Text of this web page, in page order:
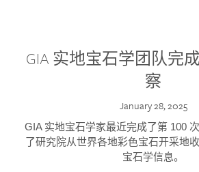
GIA 实地宝石学团队完
察
January 28, 2025
GIA 实地宝石学家最近完成了第 100
了研究院从世界各地彩色宝石开采地
宝石学信息。